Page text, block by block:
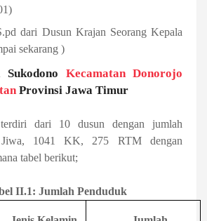
dari Dusun Krajan Seorang Kepala
sekarang )
Sukodono Kecamatan Donorojo
Provinsi Jawa Timur
dari 10 dusun dengan jumlah
Jiwa, 1041 KK, 275 RTM dengan
tabel berikut;
II.1: Jumlah Penduduk